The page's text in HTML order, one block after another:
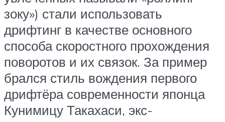
зоку») стали использовать
дрифтинг в качестве основного
способа скоростного прохождения
поворотов и их связок. За пример
брался стиль вождения первого
дрифтёра современности японца
Кунимицу Такахаси, экс-